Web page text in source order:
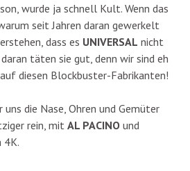
wurde ja schnell Kult. Wenn das
seit Jahren daran gewerkelt
dass es UNIVERSAL nicht
täten sie gut, denn wir sind eh
diesen Blockbuster-Fabrikanten!
die Nase, Ohren und Gemüter
rein, mit AL PACINO und
4K.